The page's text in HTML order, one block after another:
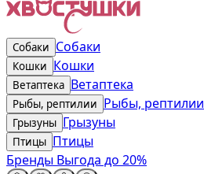
Собаки Собаки
Кошки Кошки
Ветаптека Ветаптека
Рыбы, рептилии Рыбы, рептилии
Грызуны Грызуны
Птицы Птицы
Бренды Выгода до 20%